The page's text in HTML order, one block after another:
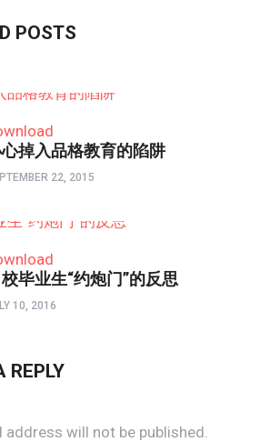
POSTS
掉入品格教育的陷阱
22, 2015
毕业生“约炮门”的反思
10, 2016
REPLY
address will not be published.